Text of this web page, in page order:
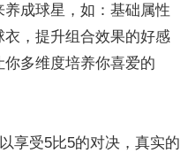
成球星，如：基础属性
，提升组合效果的好感
多维度培养你喜爱的
受5比5的对决，真实的